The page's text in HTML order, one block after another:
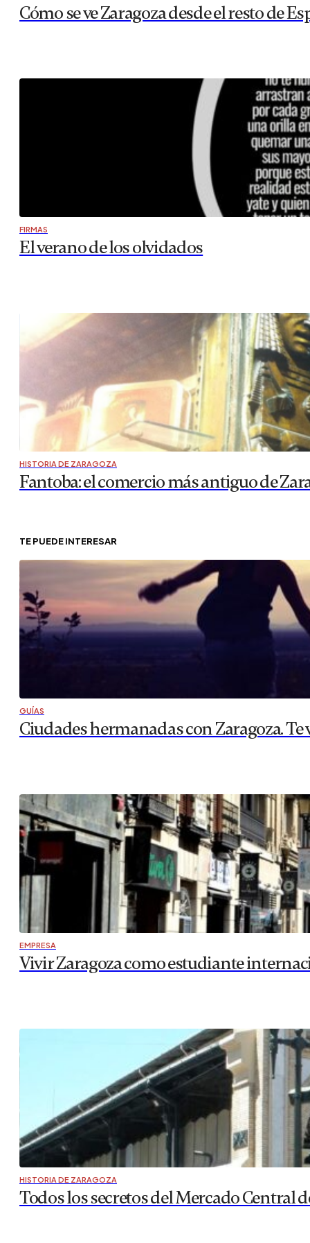
Cómo se ve Zaragoza desde el resto de
FIRMAS
El verano de los olvidados
HISTORIA DE ZARAGOZA
Fantoba: el comercio más antiguo de
TE PUEDE INTERESAR
GUÍAS
Ciudades hermanadas con Zaragoza. Te
EMPRESA
Vivir Zaragoza como estudiante
HISTORIA DE ZARAGOZA
Todos los secretos del Mercado Central